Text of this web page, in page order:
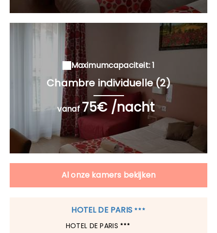
Maximumcapaciteit: 1
Chambre individuelle (2)
vanaf75€ /nacht
Al onze kamers bekijken
HOTEL DE PARIS
HOTEL DE PARIS